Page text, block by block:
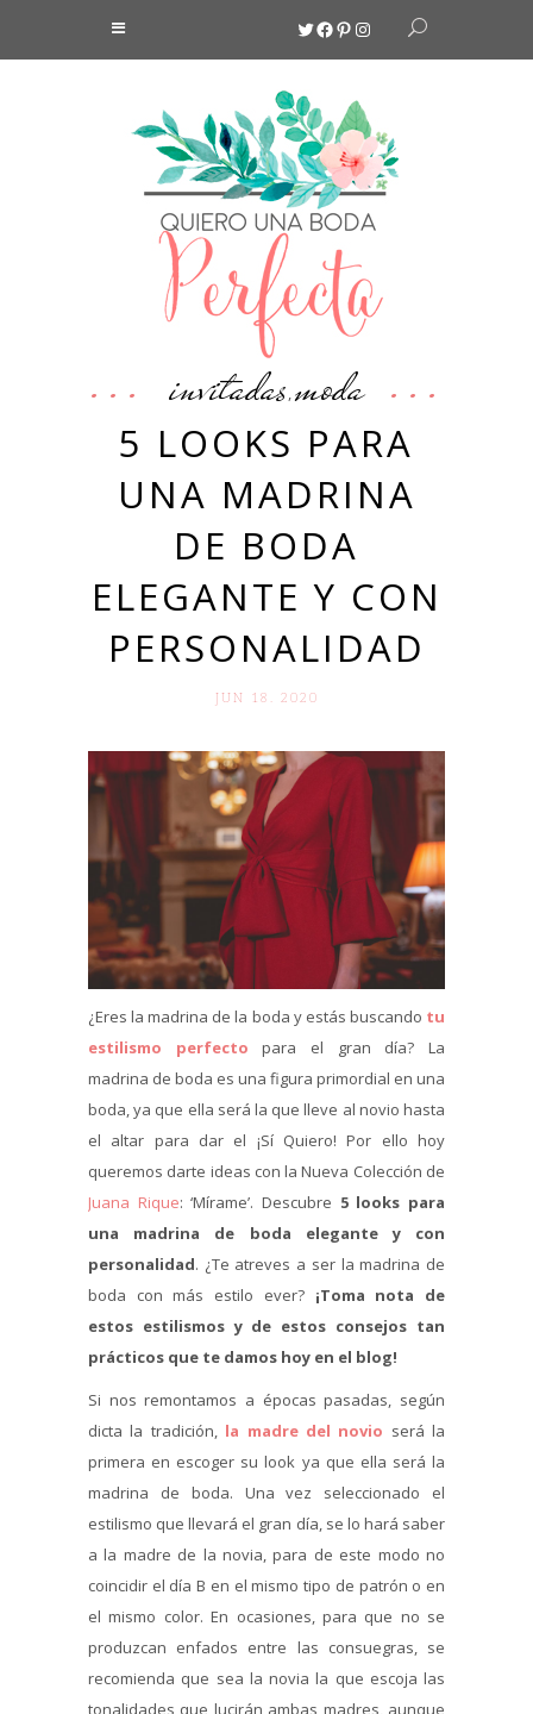
Twitter
Facebook
Pinterest
Instagram
invitadas,moda
5 LOOKS PARA
UNA MADRINA
DE BODA
ELEGANTE Y CON
PERSONALIDAD
JUN 18. 2020
¿Eres la madrina de la boda y estás buscando tu
estilismo perfecto para el gran día? La
madrina de boda es una figura primordial en una
boda, ya que ella será la que lleve al novio hasta
el altar para dar el ¡Sí Quiero! Por ello hoy
queremos darte ideas con la Nueva Colección de
Juana Rique: ‘Mírame’. Descubre 5 looks para
una madrina de boda elegante y con
personalidad. ¿Te atreves a ser la madrina de
boda con más estilo ever?¡Toma nota de
estos estilismos y de estos consejos tan
prácticos que te damos hoy en el blog!
Si nos remontamos a épocas pasadas, según
dicta la tradición, la madre del novio será la
primera en escoger su look ya que ella será la
madrina de boda. Una vez seleccionado el
estilismo que llevará el gran día, se lo hará saber
a la madre de la novia, para de este modo no
coincidir el día B en el mismo tipo de patrón o en
el mismo color. En ocasiones, para que no se
produzcan enfados entre las consuegras, se
recomienda que sea la novia la que escoja las
tonalidades que lucirán ambas madres, aunque